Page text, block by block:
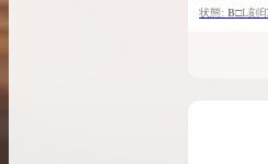
金具
状態: B□L刻印